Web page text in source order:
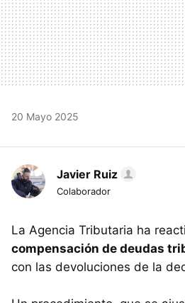
20 Mayo 2025
Javier Ruiz
Colaborador
La Agencia Tributaria ha
compensación de deudas
con las devoluciones de la